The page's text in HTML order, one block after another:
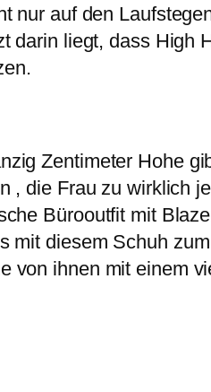
nur auf den
darin liegt, dass High
Zentimeter Hohe
, die Frau zu wirklich
Bürooutfit mit
mit diesem Schuh
von ihnen mit einem